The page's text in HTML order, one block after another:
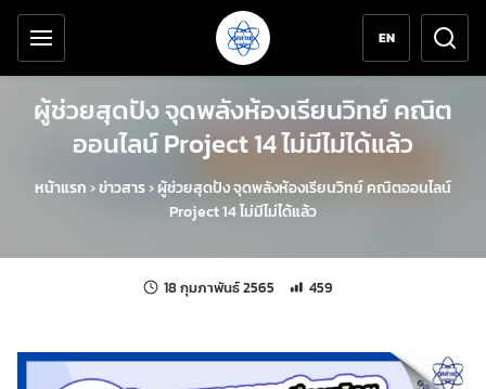
ข้ามไปยังเนื้อหาหลัก
เครื่องมือช่วยเหลือ
EN
ผู้ช่วยสุดปัง จุดพลังห้องเรียนวิทย์ คณิต
ออนไลน์ Project 14 ไม่มีไม่ได้แล้ว
หน้าแรก ›ข่าวสาร›ผู้ช่วยสุดปัง จุดพลังห้องเรียนวิทย์ คณิตออนไลน์
Project 14 ไม่มีไม่ได้แล้ว
18 กุมภาพันธ์ 2565 แก้ไขล่าสุดเมื่อ:
จำนวนการเข้าชม 459 ครั้ง
459